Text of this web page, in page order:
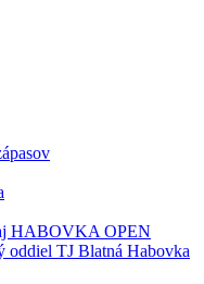
HABOVKA OPEN
oddiel TJ Blatná Habovka